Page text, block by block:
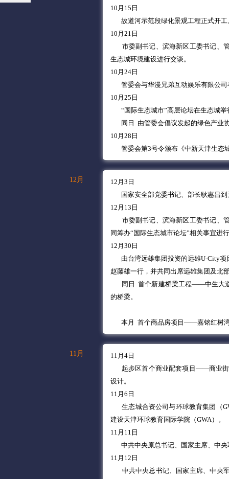
10月15日
故道河示范段绿化景观工程正式开
10月21日
市委副书记、滨海新区工委书记、
生态城环境建设进行交谈。
10月24日
管委会与华漫兄弟互动娱乐有限公
10月25日
“国际生态城市”高层论坛在生态城
同日 由管委会倡议发起的绿色产业
10月28日
管委会第3号令颁布《中新天津生态
12月
12月3日
国家安全部党委书记、部长耿惠昌到
12月13日
市委副书记、滨海新区工委书记、
同筹办“国际生态城市论坛”相关事宜进
12月30日
由台湾远雄集团投资的远雄U-City
赵藤雄一行，并共同出席远雄集团及北
同日 首个新建桥梁工程——中生大
的桥梁。
本月 首个商品房项目——嘉铭红树
11月
11月4日
起步区首个商业配套项目——商业街
设计。
11月6日
生态城合资公司与环球教育集团（
建设天津环球教育国际学院（GWA）。
11月11日
中共中央原总书记、国家主席、中
11月12日
中共中央总书记、国家主席、中央